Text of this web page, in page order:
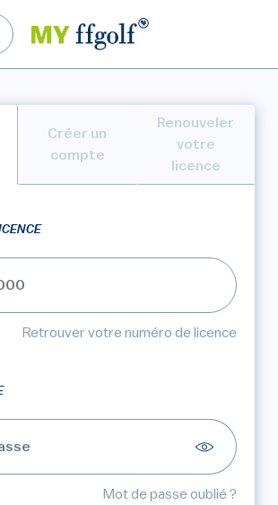
Créer un
compte
Renouveler
votre
licence
Retrouver votre numéro de licence
Mot de passe oublié ?